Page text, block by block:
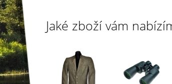
Jaké zboží vám